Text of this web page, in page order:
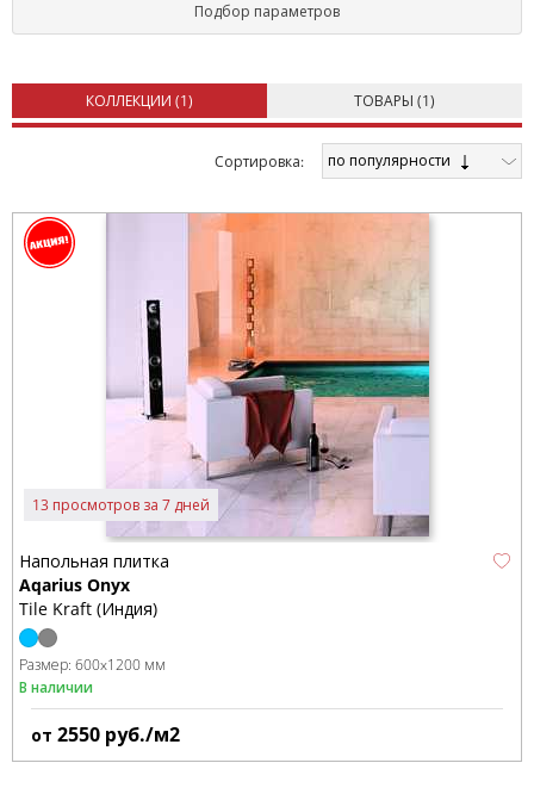
Подбор параметров
КОЛЛЕКЦИИ (1) ТОВАРЫ (1)
Cортировка: по популярности
13 просмотров за 7 дней
Напольная плитка
Aqarius Onyx
Tile Kraft (Индия)
Размер: 600x1200 мм
В наличии
от 2550 руб./м2